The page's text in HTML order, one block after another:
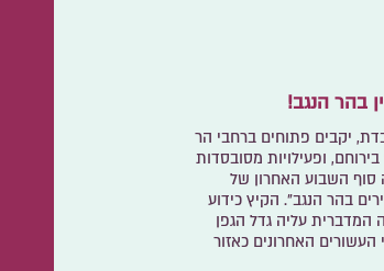
בהר הנגב!
יקבים פתוחים ברחבי הר
ופעילויות מסובסדות
השבוע האחרון של
בהר הנגב". הקיץ כידוע
המדברית עליה גדל הגפן
האחרונים כאזור